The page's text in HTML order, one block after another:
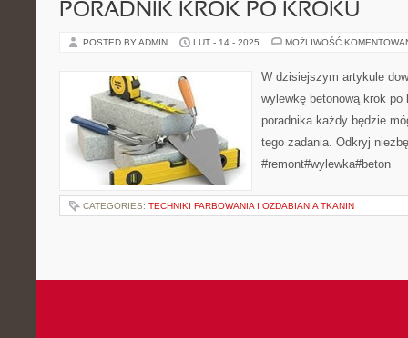
PORADNIK KROK PO KROKU
POSTED BY ADMIN LUT - 14 - 2025 MOŻLIWOŚĆ
W dzisiejszym artykule
wylewkę betonową krok
poradnika każdy będzie
tego zadania. Odkryj
#remont#wylewka#beton
CATEGORIES: TECHNIKI FARBOWANIA I OZDABIANIA TKANIN